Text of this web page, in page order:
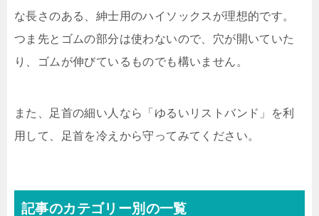
な長さのある、紳士用のハイソックスが理想的です。
つま先とゴムの部分は使わないので、穴が開いていた
り、ゴムが伸びているものでも構いません。
また、足首の細い人なら「ゆるいリストバンド」を利
用して、足首を冷えから守ってみてください。
記事のカテゴリー別の一覧